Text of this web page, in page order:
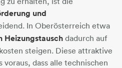
und
In Oberösterreich etwa
Heizungstausch dadurch auf
steigen. Diese attraktive
dass alle technischen